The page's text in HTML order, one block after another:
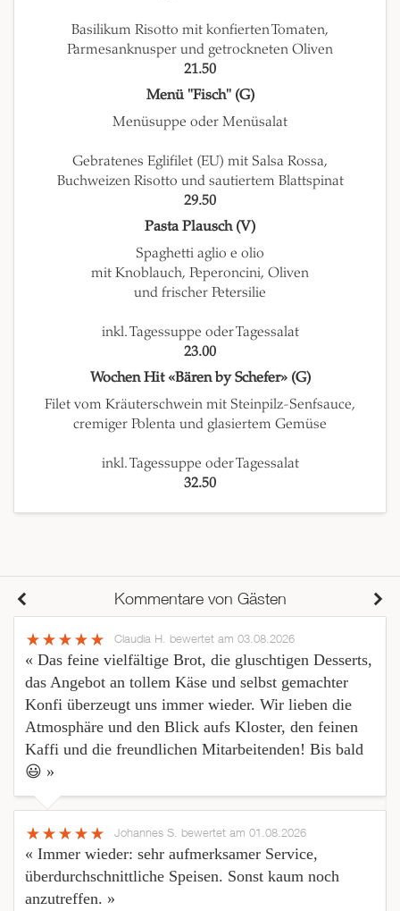
Basilikum Risotto mit konfierten Tomaten,
Parmesanknusper und getrockneten Oliven
21.50
Menü "Fisch" (G)
Menüsuppe oder Menüsalat
Gebratenes Eglifilet (EU) mit Salsa Rossa,
Buchweizen Risotto und sautiertem Blattspinat
29.50
Pasta Plausch (V)
Spaghetti aglio e olio
mit Knoblauch, Peperoncini, Oliven
und frischer Petersilie
inkl. Tagessuppe oder Tagessalat
23.00
Wochen Hit «Bären by Schefer» (G)
Filet vom Kräuterschwein mit Steinpilz-Senfsauce,
cremiger Polenta und glasiertem Gemüse
inkl. Tagessuppe oder Tagessalat
32.50
Kommentare von Gästen
Claudia H. bewertet am 03.08.2026
« Das feine vielfältige Brot, die gluschtigen Desserts,
das Angebot an tollem Käse und selbst gemachter
Konfi überzeugt uns immer wieder. Wir lieben die
Atmosphäre und den Blick aufs Kloster, den feinen
Kaffi und die freundlichen Mitarbeitenden! Bis bald
😃 »
Johannes S. bewertet am 01.08.2026
« Immer wieder: sehr aufmerksamer Service,
überdurchschnittliche Speisen. Sonst kaum noch
anzutreffen. »